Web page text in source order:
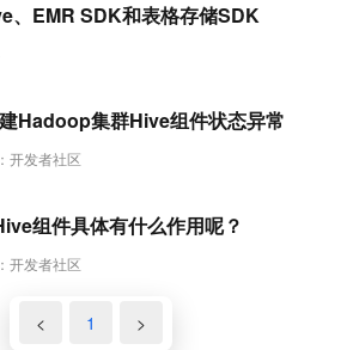
、EMR SDK和表格存储SDK
开发者社区
Hadoop集群Hive组件状态异常
开发者社区
组件具体有什么作用呢？
< 1 >